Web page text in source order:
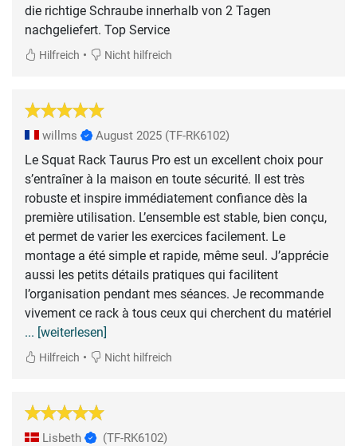
die richtige Schraube innerhalb von 2 Tagen
nachgeliefert. Top Service
Hilfreich • Nicht hilfreich
willms August 2025 (TF-RK6102)
Le Squat Rack Taurus Pro est un excellent choix pour
s’entraîner à la maison en toute sécurité. Il est très
robuste et inspire immédiatement confiance dès la
première utilisation. L’ensemble est stable, bien conçu,
et permet de varier les exercices facilement. Le
montage a été simple et rapide, même seul. J’apprécie
aussi les petits détails pratiques qui facilitent
l’organisation pendant mes séances. Je recommande
vivement ce rack à tous ceux qui cherchent du matériel
... [weiterlesen]
Hilfreich • Nicht hilfreich
Lisbeth (TF-RK6102)